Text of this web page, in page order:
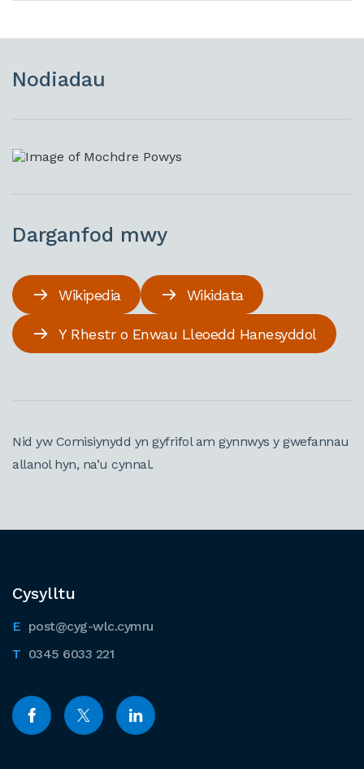
Nodiadau
Darganfod mwy
Wikipedia Wikidata
Y Rhestr o Enwau Lleoedd Hanesyddol
Nid yw Comisiynydd yn gyfrifol am gynnwys y gwefannau
allanol hyn, na’u cynnal.
Cysylltu
post@cyg-wlc.cymru
0345 6033 221